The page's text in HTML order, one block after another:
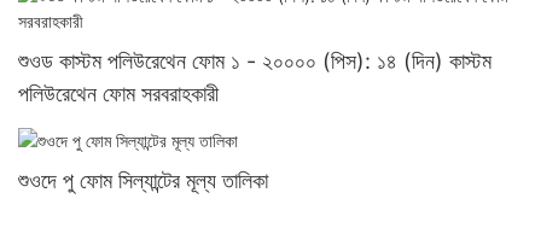
শুওড কাস্টম পলিউরেথেন ফোম ১ - ২০০০০ (পিস): ১৪ (দিন) কাস্টম
পলিউরেথেন ফোম সরবরাহকারী
শুওদে পু ফোম সিল্যান্টের মূল্য তালিকা